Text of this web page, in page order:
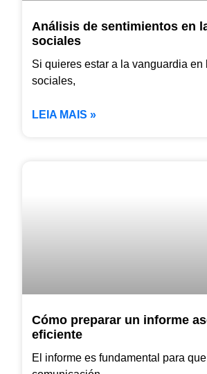
Análisis de sentimientos en
sociales
Si quieres estar a la vanguardia en
sociales,
LEIA MAIS »
Cómo preparar un informe
eficiente
El informe es fundamental para